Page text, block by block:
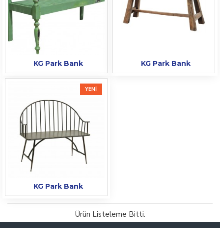
KG Park Bank KG Park Bank
YENI
KG Park Bank
Ürün Listeleme Bitti.